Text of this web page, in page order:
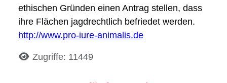
ethischen Gründen einen Antrag stellen, dass
ihre Flächen jagdrechtlich befriedet werden.
http://www.pro-iure-animalis.de
DetailsZugriffe: 11449